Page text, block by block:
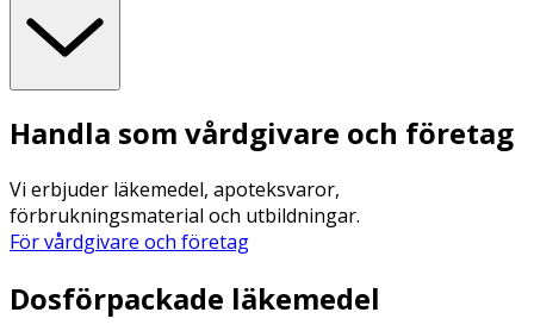
Handla som vårdgivare och företag
Vi erbjuder läkemedel, apoteksvaror,
förbrukningsmaterial och utbildningar.
För vårdgivare och företag
Dosförpackade läkemedel